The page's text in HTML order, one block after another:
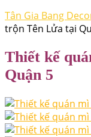
Tân Gia Bang
trộn Tên Lửa tại
Thiết kế
Quận 5